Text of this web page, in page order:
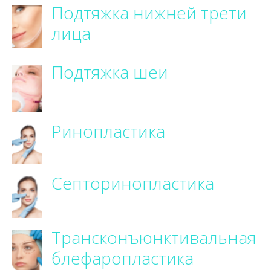
Подтяжка нижней трети
лица
Подтяжка шеи
Ринопластика
Септоринопластика
Трансконъюнктивальная
блефаропластика